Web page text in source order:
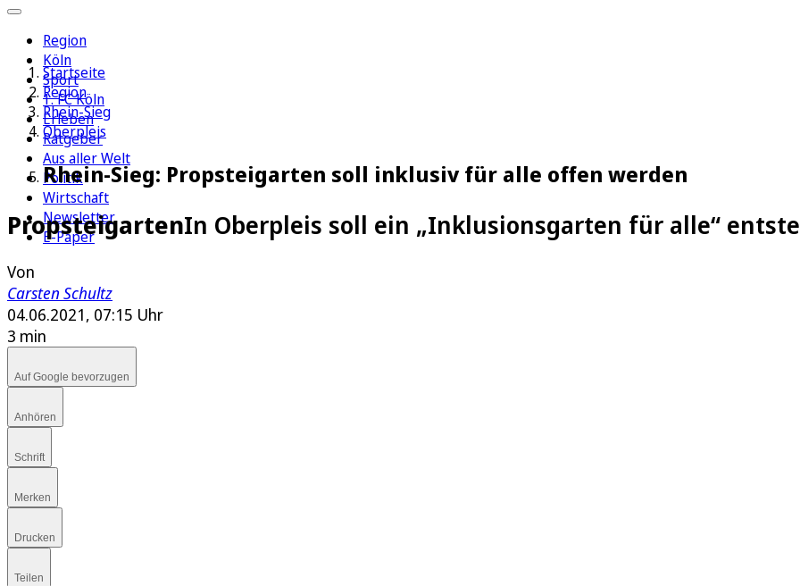
Region
Köln
Sport
1. FC Köln
Erleben
Ratgeber
Aus aller Welt
Politik
Wirtschaft
Newsletter
E-Paper
Startseite
Region
Rhein-Sieg
Oberpleis
Rhein-Sieg: Propsteigarten soll inklusiv für alle offen werden
PropsteigartenIn Oberpleis soll ein „Inklusionsgarten für alle“
Von
Carsten Schultz
04.06.2021, 07:15 Uhr
3 min
Auf Google bevorzugen
Anhören
Schrift
Merken
Drucken
Teilen